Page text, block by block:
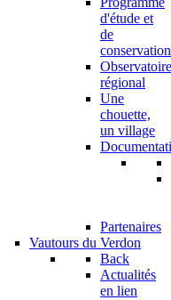
d'étude et
de
conservation
Observatoire
régional
Une
chouette,
un village
Partenaires
Vautours du Verdon
Back
Actualités
en lien